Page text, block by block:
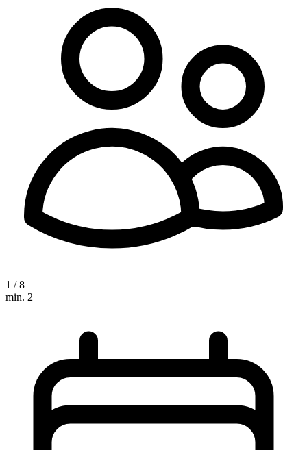
1 / 8
min. 2